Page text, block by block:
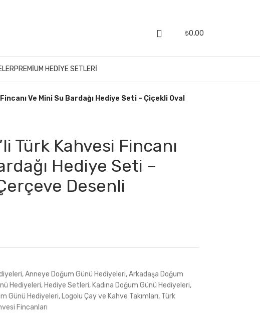
₺0,00
PREMIUM HEDIYE SETLERI
Ve Mini Su Bardağı Hediye Seti – Çiçekli Oval
Türk Kahvesi Fincanı
Hediye Seti –
Desenli
,Anneye Doğum Günü Hediyeleri,Arkadaşa Doğum
Hediyeleri, Hediye Setleri, Kadına Doğum Günü Hediyeleri,
Günü Hediyeleri, Logolu Çay ve Kahve Takımları, Türk
Fincanları